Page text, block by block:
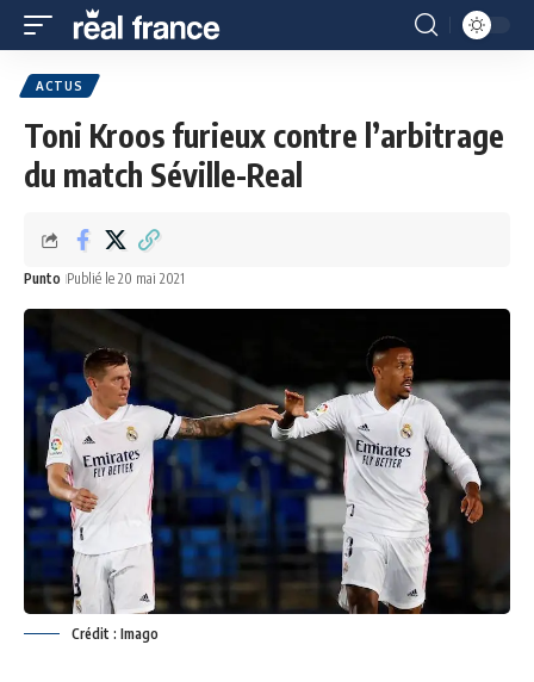
ACTUS
Toni Kroos furieux contre l’arbitrage
du match Séville-Real
Punto Publié le 20 mai 2021
Crédit : Imago